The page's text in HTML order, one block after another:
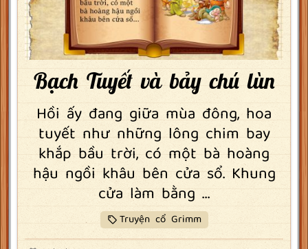
Bạch Tuyết và bảy chú lùn
Hồi ấy đang giữa mùa đông, hoa
tuyết như những lông chim bay
khắp bầu trời, có một bà hoàng
hậu ngồi khâu bên cửa sổ. Khung
cửa làm bằng ...
Truyện cổ Grimm